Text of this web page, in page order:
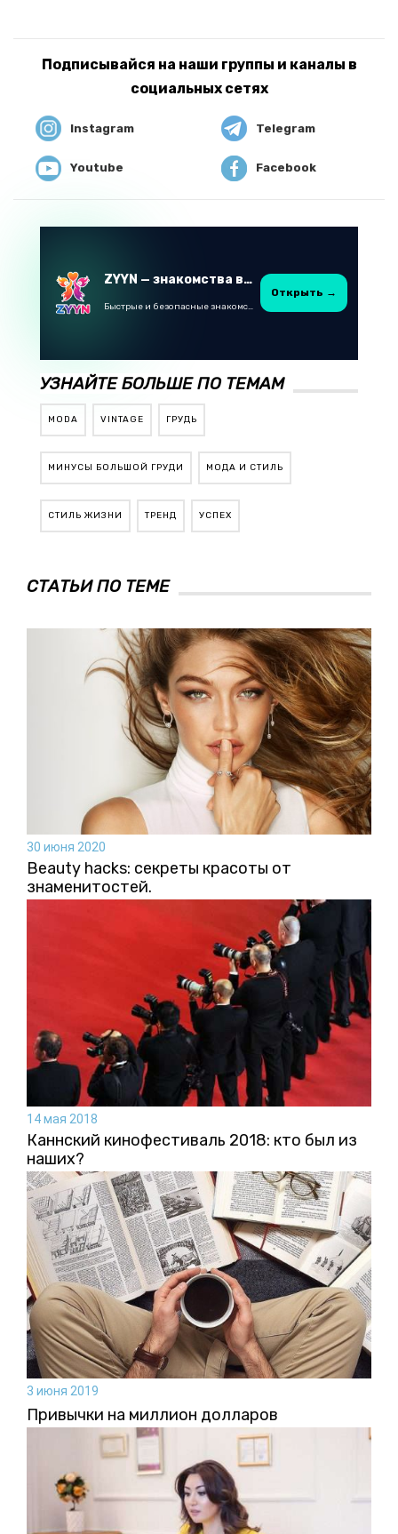
Подписывайся на наши группы и каналы в
социальных сетях
Instagram Telegram
Youtube Facebook
ZYYN — знакомства в Казахстане
Быстрые и безопасные знакомства в Telegram
Открыть →
УЗНАЙТЕ БОЛЬШЕ ПО ТЕМАМ
MODA VINTAGE ГРУДЬ
МИНУСЫ БОЛЬШОЙ ГРУДИ МОДА И СТИЛЬ
СТИЛЬ ЖИЗНИ ТРЕНД УСПЕХ
СТАТЬИ ПО ТЕМЕ
30 июня 2020
Beauty hacks: секреты красоты от
знаменитостей.
14 мая 2018
Каннский кинофестиваль 2018: кто был из
наших?
3 июня 2019
Привычки на миллион долларов